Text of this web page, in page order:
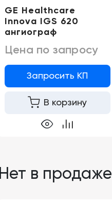
GE Healthcare
Innova IGS 620
ангиограф
Цена по запросу
Запросить КП
В корзину
Нет в продаже